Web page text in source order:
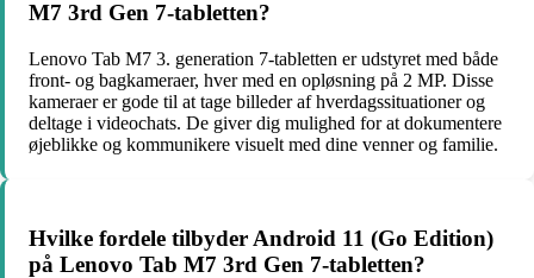
M7 3rd Gen 7-tabletten?
Lenovo Tab M7 3. generation 7-tabletten er udstyret med både
front- og bagkameraer, hver med en opløsning på 2 MP. Disse
kameraer er gode til at tage billeder af hverdagssituationer og
deltage i videochats. De giver dig mulighed for at dokumentere
øjeblikke og kommunikere visuelt med dine venner og familie.
Hvilke fordele tilbyder Android 11 (Go Edition)
på Lenovo Tab M7 3rd Gen 7-tabletten?